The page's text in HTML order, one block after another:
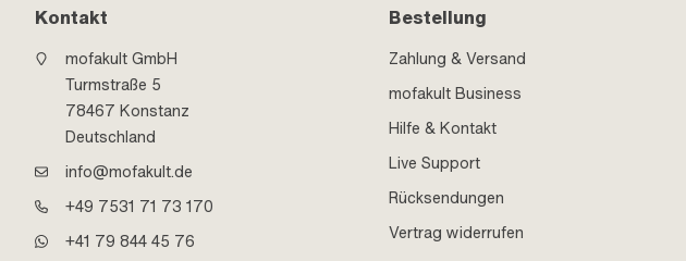
Kontakt
mofakult GmbH
Turmstraße 5
78467 Konstanz
Deutschland
info@mofakult.de
+49 7531 71 73 170
+41 79 844 45 76
Bestellung
Zahlung & Versand
mofakult Business
Hilfe & Kontakt
Live Support
Rücksendungen
Vertrag widerrufen